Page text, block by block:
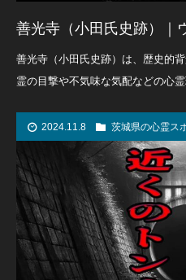
善光寺（小田氏史跡）｜
善光寺（小田氏史跡）は、歴史的
霊の目撃や不気味な気配などの心
2024.11.8 茨城県の心霊ス